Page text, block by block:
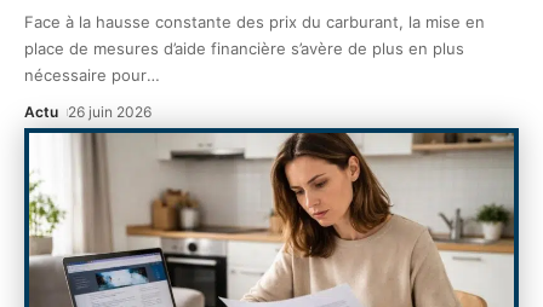
Face à la hausse constante des prix du carburant, la mise en
place de mesures d’aide financière s’avère de plus en plus
nécessaire pour…
Actu 26 juin 2026